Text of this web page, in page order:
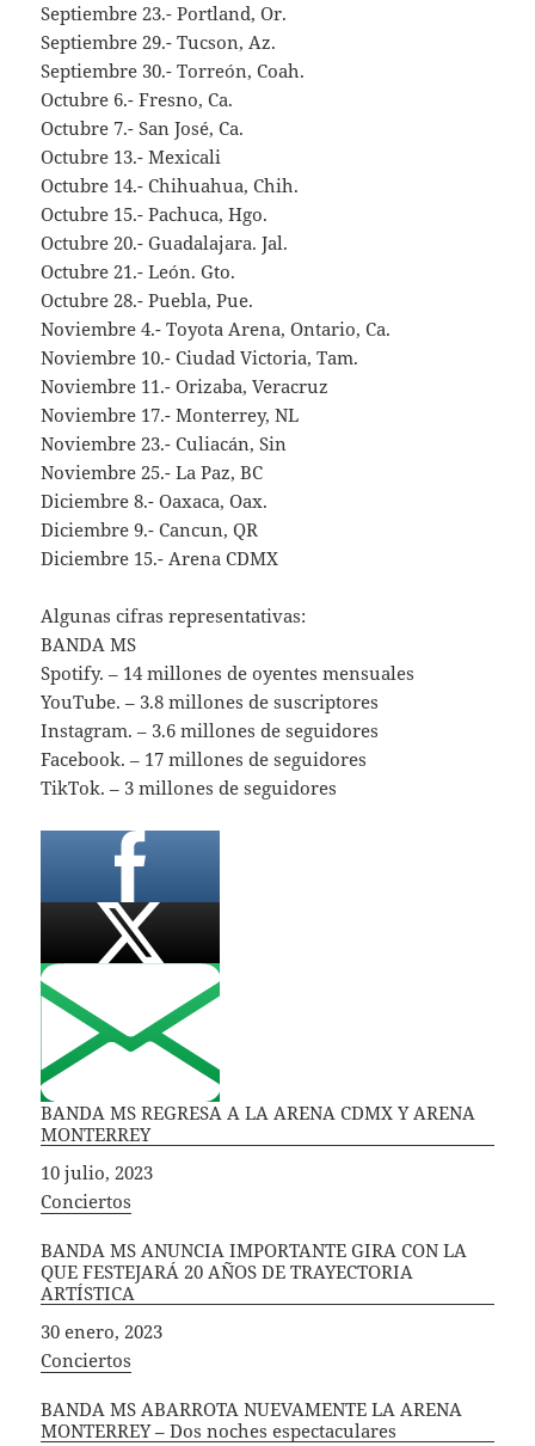
Septiembre 23.- Portland, Or.
Septiembre 29.- Tucson, Az.
Septiembre 30.- Torreón, Coah.
Octubre 6.- Fresno, Ca.
Octubre 7.- San José, Ca.
Octubre 13.- Mexicali
Octubre 14.- Chihuahua, Chih.
Octubre 15.- Pachuca, Hgo.
Octubre 20.- Guadalajara. Jal.
Octubre 21.- León. Gto.
Octubre 28.- Puebla, Pue.
Noviembre 4.- Toyota Arena, Ontario, Ca.
Noviembre 10.- Ciudad Victoria, Tam.
Noviembre 11.- Orizaba, Veracruz
Noviembre 17.- Monterrey, NL
Noviembre 23.- Culiacán, Sin
Noviembre 25.- La Paz, BC
Diciembre 8.- Oaxaca, Oax.
Diciembre 9.- Cancun, QR
Diciembre 15.- Arena CDMX
Algunas cifras representativas:
BANDA MS
Spotify. – 14 millones de oyentes mensuales
YouTube. – 3.8 millones de suscriptores
Instagram. – 3.6 millones de seguidores
Facebook. – 17 millones de seguidores
TikTok. – 3 millones de seguidores
BANDA MS REGRESA A LA ARENA CDMX Y ARENA
MONTERREY
Fecha
10 julio, 2023
In relation to
Conciertos
BANDA MS ANUNCIA IMPORTANTE GIRA CON LA
QUE FESTEJARÁ 20 AÑOS DE TRAYECTORIA
ARTÍSTICA
Fecha
30 enero, 2023
In relation to
Conciertos
BANDA MS ABARROTA NUEVAMENTE LA ARENA
MONTERREY – Dos noches espectaculares